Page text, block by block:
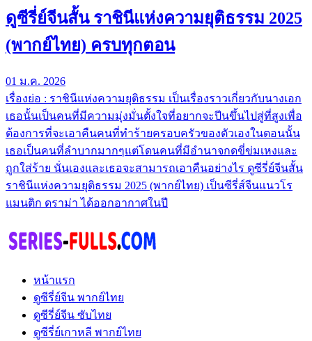
ดูซีรี่ย์จีนสั้น ราชินีแห่งความยุติธรรม 2025
(พากย์ไทย) ครบทุกตอน
01 ม.ค. 2026
เรื่องย่อ : ราชินีแห่งความยุติธรรม เป็นเรื่องราวเกี่ยวกับนางเอก
เธอนั้นเป็นคนที่มีความมุ่งมั่นตั้งใจที่อยากจะปีนขึ้นไปสู่ที่สูงเพื่อ
ต้องการที่จะเอาคืนคนที่ทำร้ายครอบครัวของตัวเองในตอนนั้น
เธอเป็นคนที่ลำบากมากๆแต่โดนคนที่มีอำนาจกดขี่ข่มเหงและ
ถูกใส่ร้าย นั่นเองและเธอจะสามารถเอาคืนอย่างไร ดูซีรี่ย์จีนสั้น
ราชินีแห่งความยุติธรรม 2025 (พากย์ไทย) เป็นซีรี่ส์จีนแนวโร
แมนติก ดราม่า ได้ออกอากาศในปี
หน้าแรก
ดูซีรี่ย์จีน พากย์ไทย
ดูซีรี่ย์จีน ซับไทย
ดูซีรี่ย์เกาหลี พากย์ไทย